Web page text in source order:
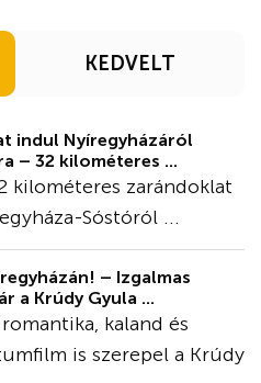
KEDVELT
indul Nyíregyházáról
– 32 kilométeres ...
kilométeres zarándoklat
Sóstóról ...
– Izgalmas
a Krúdy Gyula ...
kaland és
is szerepel a Krúdy